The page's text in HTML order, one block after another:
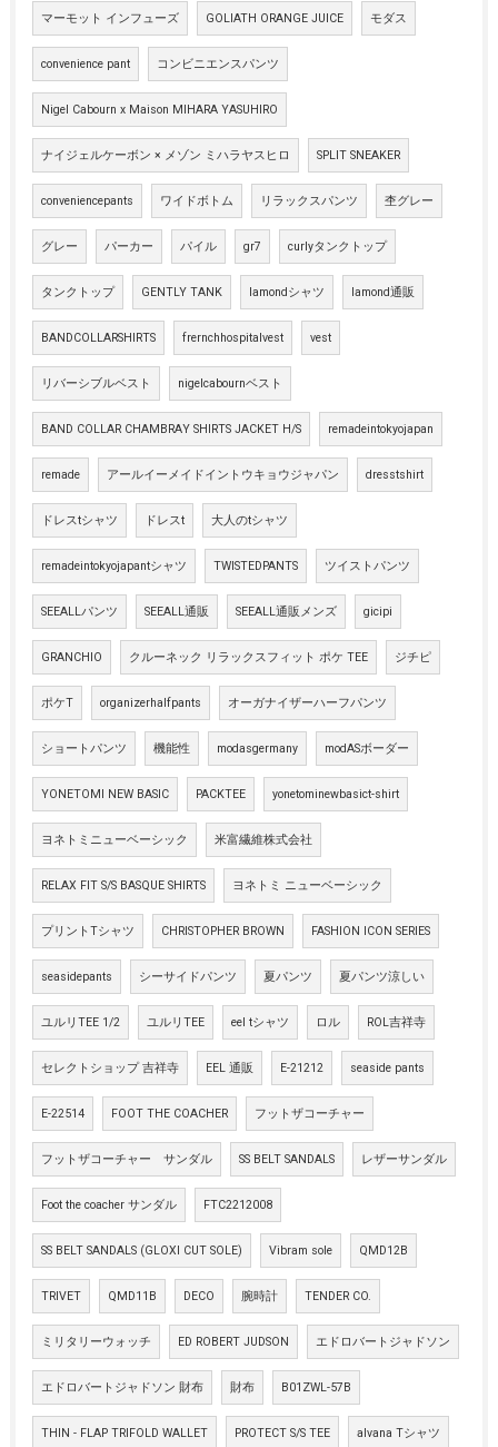
マーモット インフューズ GOLIATH ORANGE JUICE モダス
convenience pant コンビニエンスパンツ
Nigel Cabourn x Maison MIHARA YASUHIRO
ナイジェルケーボン × メゾン ミハラヤスヒロ SPLIT SNEAKER
conveniencepants ワイドボトム リラックスパンツ 杢グレー
グレー パーカー パイル gr7 curlyタンクトップ
タンクトップ GENTLY TANK lamondシャツ lamond通販
BANDCOLLARSHIRTS frernchhospitalvest vest
リバーシブルベスト nigelcabournベスト
BAND COLLAR CHAMBRAY SHIRTS JACKET H/S remadeintokyojapan
remade アールイーメイドイントウキョウジャパン dresstshirt
ドレスtシャツ ドレスt 大人のtシャツ
remadeintokyojapantシャツ TWISTEDPANTS ツイストパンツ
SEEALLパンツ SEEALL通販 SEEALL通販メンズ gicipi
GRANCHIO クルーネック リラックスフィット ポケ TEE ジチピ
ポケT organizerhalfpants オーガナイザーハーフパンツ
ショートパンツ 機能性 modasgermany modASボーダー
YONETOMI NEW BASIC PACKTEE yonetominewbasict-shirt
ヨネトミニューベーシック 米富繊維株式会社
RELAX FIT S/S BASQUE SHIRTS ヨネトミ ニューベーシック
プリントTシャツ CHRISTOPHER BROWN FASHION ICON SERIES
seasidepants シーサイドパンツ 夏パンツ 夏パンツ涼しい
ユルリTEE 1/2 ユルリTEE eel tシャツ ロル ROL吉祥寺
セレクトショップ 吉祥寺 EEL 通販 E-21212 seaside pants
E-22514 FOOT THE COACHER フットザコーチャー
フットザコーチャー サンダル SS BELT SANDALS レザーサンダル
Foot the coacher サンダル FTC2212008
SS BELT SANDALS (GLOXI CUT SOLE) Vibram sole QMD12B
TRIVET QMD11B DECO 腕時計 TENDER CO.
ミリタリーウォッチ ED ROBERT JUDSON エドロバートジャドソン
エドロバートジャドソン 財布 財布 B01ZWL-57B
THIN - FLAP TRIFOLD WALLET PROTECT S/S TEE alvana Tシャツ